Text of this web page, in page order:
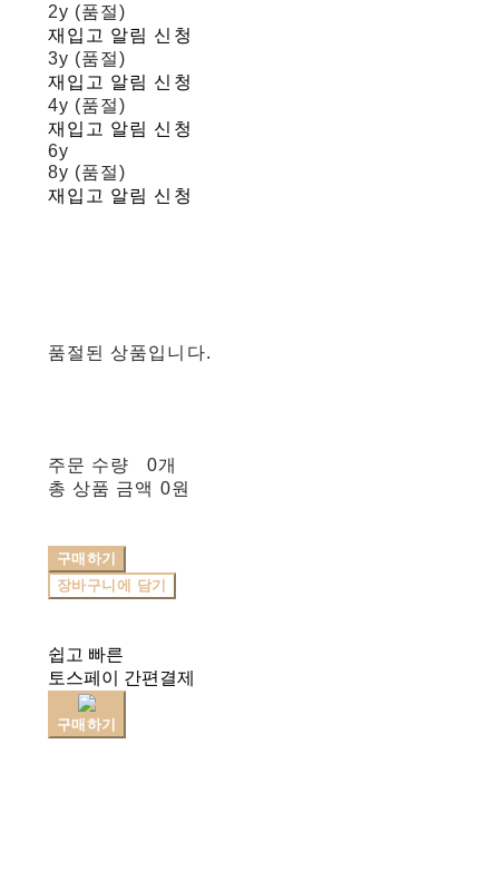
2y (품절)
재입고 알림 신청
3y (품절)
재입고 알림 신청
4y (품절)
재입고 알림 신청
6y
8y (품절)
재입고 알림 신청
품절된 상품입니다.
주문 수량
0개
총 상품 금액 0원
구매하기
장바구니에 담기
쉽고 빠른
토스페이 간편결제
구매하기